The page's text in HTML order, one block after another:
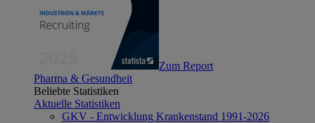
Zum Report
Pharma & Gesundheit
Beliebte Statistiken
Aktuelle Statistiken
GKV - Entwicklung Krankenstand 1991-2026